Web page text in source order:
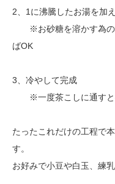
2、1に沸騰したお湯を加
※お砂糖を溶かす為の
ばOK
3、冷やして完成
※一度茶こしに通すと
たったこれだけの工程で
す。
お好みで小豆や白玉、練